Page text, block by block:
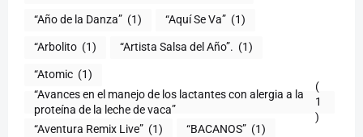
“Año de la Danza” (1) “Aquí Se Va” (1)
“Arbolito (1) “Artista Salsa del Año”. (1)
“Atomic (1)
“Avances en el manejo de los lactantes con alergia a la
proteína de la leche de vaca”
(
1
)
“Aventura Remix Live” (1) “BACANOS” (1)